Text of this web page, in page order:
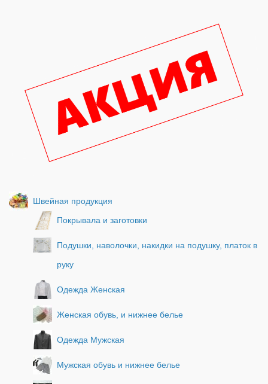
Швейная продукция
Покрывала и заготовки
Подушки, наволочки, накидки на подушку, платок в
руку
Одежда Женская
Женская обувь, и нижнее белье
Одежда Мужская
Мужская обувь и нижнее белье